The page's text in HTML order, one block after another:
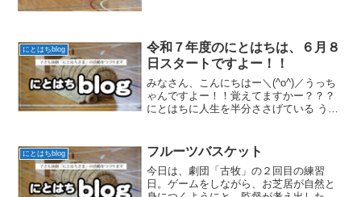
りさん。Ｋいちは、平成２...
にとはちblog
令和７年度のにとはちは、６月８
日スタートですよー！！
みなさん、こんにちはー＼(^o^)／うっち
ゃんですよー！！覚えてますかー？？？
にとはちに人生を半分ささげている うっ
覗いてくださっている方もいらっしゃる
かもしれ...
にとはちblog フルーツバスケット
今日は、劇団「古牧」の２回目の練習
日。ゲームをしながら、お芝居が自然と